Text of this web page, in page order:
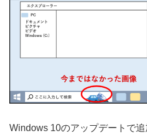
Windows 10のアップデートで追